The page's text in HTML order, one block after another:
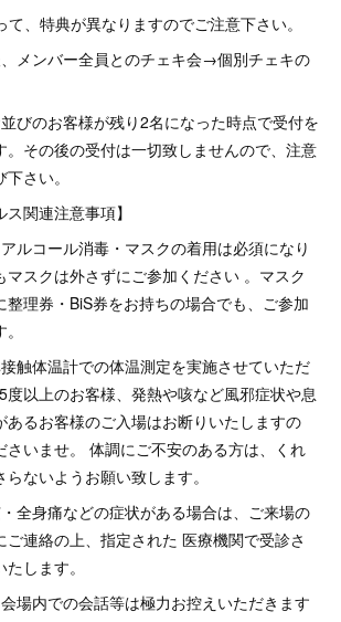
、特典が異なりますのでご注意下さい。
メンバー全員とのチェキ会→個別チェキの
びのお客様が残り2名になった時点で受付を
。その後の受付は一切致しませんので、注意
さい。
ス関連注意事項】
ルコール消毒・マスクの着用は必須になり
マスクは外さずにご参加ください 。マスク
整理券・BiS券をお持ちの場合でも、ご参加
触体温計での体温測定を実施させていただ
度以上のお客様、発熱や咳など風邪症状や息
あるお客様のご入場はお断りいたしますの
さいませ。 体調にご不安のある方は、くれ
ないようお願い致します。
全身痛などの症状がある場合は、ご来場の
連絡の上、指定された 医療機関で受診さ
します。
場内での会話等は極力お控えいただきます